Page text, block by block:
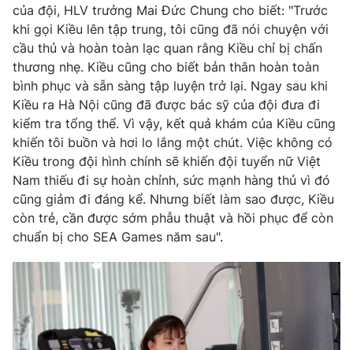
VTV9 VTV8
Liên hệ tòa soạn English
THỜI BÁO VTV
Theo dõi báo trên
Cơ quan chủ quản:
Đài Truyền hình Việt Nam
Cơ quan báo chí: Thời báo VTV
Giấy phép hoạt động báo in và báo điện tử số 483/GP-BTTTT
cấp ngày 29/12/2023
của đội, HLV trưởng Mai Đức Chung cho biết: "Trước
khi gọi Kiều lên tập trung, tôi cũng đã nói chuyện với
cầu thủ và hoàn toàn lạc quan rằng Kiều chỉ bị chấn
thương nhẹ. Kiều cũng cho biết bản thân hoàn toàn
bình phục và sẵn sàng tập luyện trở lại. Ngay sau khi
Kiều ra Hà Nội cũng đã được bác sỹ của đội đưa đi
kiểm tra tổng thể. Vì vậy, kết quả khám của Kiều cũng
khiến tôi buồn và hơi lo lắng một chút. Việc không có
Kiều trong đội hình chính sẽ khiến đội tuyển nữ Việt
Nam thiếu đi sự hoàn chỉnh, sức mạnh hàng thủ vì đó
cũng giảm đi đáng kể. Nhưng biết làm sao được, Kiều
còn trẻ, cần được sớm phẫu thuật và hồi phục để còn
chuẩn bị cho SEA Games năm sau".